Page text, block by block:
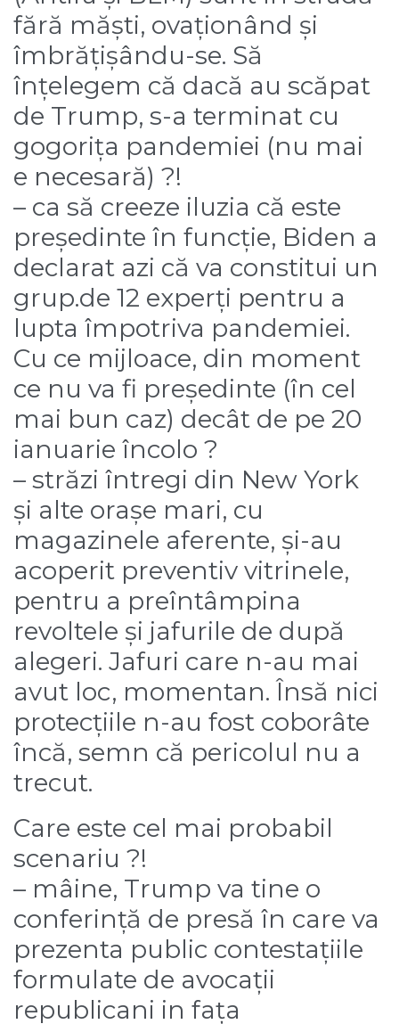
fără măști, ovaționând și
îmbrățișându-se. Să
înțelegem că dacă au scăpat
de Trump, s-a terminat cu
gogorița pandemiei (nu mai
e necesară) ?!
– ca să creeze iluzia că este
președinte în funcție, Biden a
declarat azi că va constitui un
grup.de 12 experți pentru a
lupta împotriva pandemiei.
Cu ce mijloace, din moment
ce nu va fi președinte (în cel
mai bun caz) decât de pe 20
ianuarie încolo ?
– străzi întregi din New York
și alte orașe mari, cu
magazinele aferente, și-au
acoperit preventiv vitrinele,
pentru a preîntâmpina
revoltele și jafurile de după
alegeri. Jafuri care n-au mai
avut loc, momentan. Însă nici
protecțiile n-au fost coborâte
încă, semn că pericolul nu a
trecut.
Care este cel mai probabil
scenariu ?!
– mâine, Trump va tine o
conferință de presă în care va
prezenta public contestațiile
formulate de avocații
republicani in fața